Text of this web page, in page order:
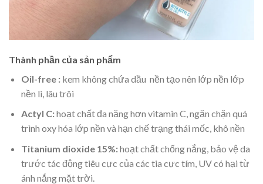
Thành phần của sản phẩm
Oil-free :kem không chứa dầu nền tạo nên lớp nền lớp
nền lì, lâu trôi
Actyl C:hoạt chất đa năng hơn vitamin C, ngăn chặn quá
trình oxy hóa lớp nền và hạn chế trạng thái mốc, khô nền
Titanium dioxide 15%:hoạt chất chống nắng, bảo vệ da
trước tác động tiêu cực của các tia cực tím, UV có hại từ
ánh nắng mặt trời.